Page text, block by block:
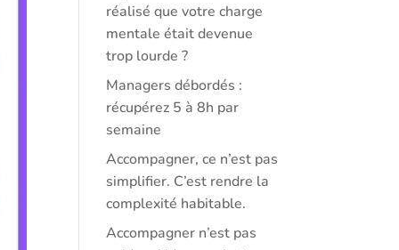
réalisé que votre charge
mentale était devenue
trop lourde ?
Managers débordés :
récupérez 5 à 8h par
semaine
Accompagner, ce n’est pas
simplifier. C’est rendre la
complexité habitable.
Accompagner n’est pas